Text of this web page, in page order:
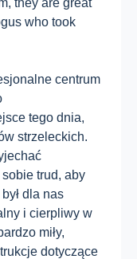
they are great
who took
centrum
tego dnia,
strzeleckich.
trud, aby
dla nas
i cierpliwy w
miły,
dotyczące